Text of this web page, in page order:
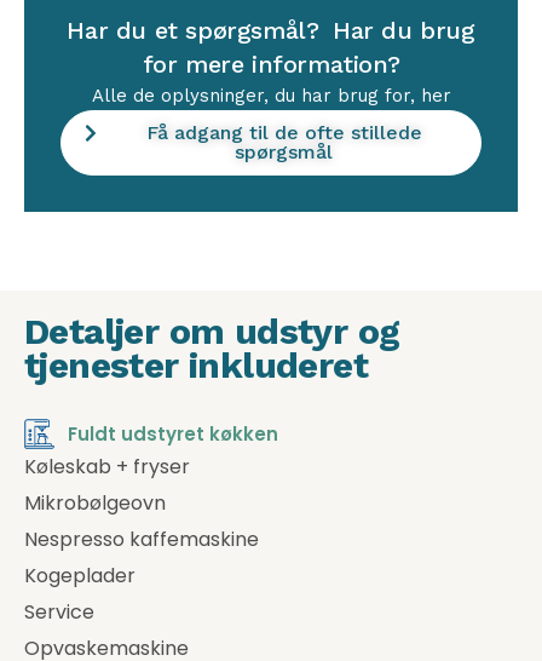
Har du et spørgsmål? Har du brug
for mere information?
Alle de oplysninger, du har brug for, her
Få adgang til de ofte stillede
spørgsmål
Detaljer om udstyr og
tjenester inkluderet
Fuldt udstyret køkken
Køleskab + fryser
Mikrobølgeovn
Nespresso kaffemaskine
Kogeplader
Service
Opvaskemaskine